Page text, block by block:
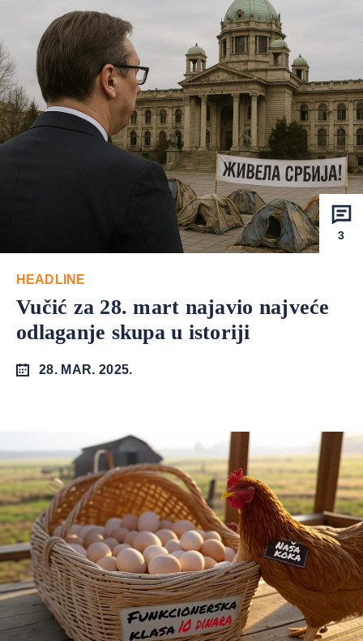
3
HEADLINE
Vučić za 28. mart najavio najveće
odlaganje skupa u istoriji
28. MAR. 2025.